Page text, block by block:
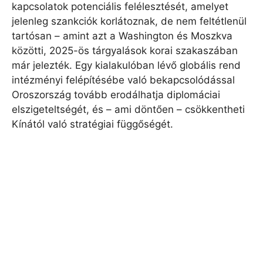
kapcsolatok potenciális felélesztését, amelyet
jelenleg szankciók korlátoznak, de nem feltétlenül
tartósan – amint azt a Washington és Moszkva
közötti, 2025-ös tárgyalások korai szakaszában
már jelezték. Egy kialakulóban lévő globális rend
intézményi felépítésébe való bekapcsolódással
Oroszország tovább erodálhatja diplomáciai
elszigeteltségét, és – ami döntően – csökkentheti
Kínától való stratégiai függőségét.